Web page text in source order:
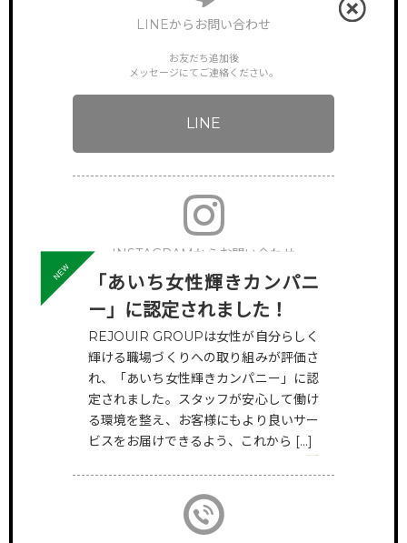
サイトトップ
RECRUIT リクルート
FEATURE 特徴・働き方
スタッフの声
「あいち女性輝きカンパニ
ー」に認定されました！
REJOUIR GROUPは女性が自分らしく
輝ける職場づくりへの取り組みが評価さ
れ、「あいち女性輝きカンパニー」に認
定されました。スタッフが安心して働け
る環境を整え、お客様にもより良いサー
ビスをお届けできるよう、これから […]
VIEW MORE
LINEからお問い合わせ
お友だち追加後
メッセージにてご連絡ください。
LINE
INSTAGRAMからお問い合わせ
下記アカウントへDMでご連絡ください。
HAIR
@rejouir.group
EYE&NAIL
@rejouir___beauty.official